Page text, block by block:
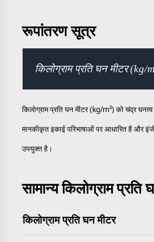
रूपांतरण सूत्र
किलोग्राम प्रति घन मीटर
किलोग्राम प्रति घन मीटर (kg/m³) को चंद्र
मानकीकृत इकाई परिभाषाओं पर आधारित है और
उपयुक्त है।
सामान्य किलोग्राम
किलोग्राम प्रति घन मीटर